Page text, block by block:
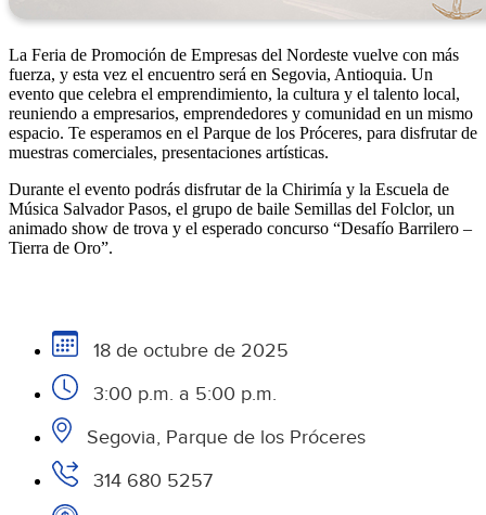
La Feria de Promoción de Empresas del Nordeste vuelve con más
fuerza, y esta vez el encuentro será en Segovia, Antioquia. Un
evento que celebra el emprendimiento, la cultura y el talento local,
reuniendo a empresarios, emprendedores y comunidad en un mismo
espacio. Te esperamos en el Parque de los Próceres, para disfrutar de
muestras comerciales, presentaciones artísticas.
Durante el evento podrás disfrutar de la Chirimía y la Escuela de
Música Salvador Pasos, el grupo de baile Semillas del Folclor, un
animado show de trova y el esperado concurso “Desafío Barrilero –
Tierra de Oro”.
18 de octubre de 2025
3:00 p.m. a 5:00 p.m.
Segovia, Parque de los Próceres
314 680 5257